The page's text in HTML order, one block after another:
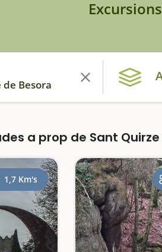
Besora
a prop de Sant
1,7 Km's